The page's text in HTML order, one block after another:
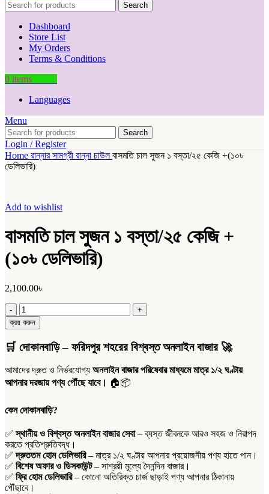
Search
Dashboard
Store List
My Orders
Terms & Conditions
0 items
Languages
Menu
Search
Login / Register
Home রান্নার সামগ্রী রান্না চাউলবাসমতি চাল সুজন ১ বস্তা/২৫ কেজি +(১০৳
ডেলিভারি)
Add to wishlist
বাসমতি চাল সুজন ১ বস্তা/২৫ কেজি +
(১০৳ ডেলিভারি)
2,100.00৳
বাসমতি
চাল
সুজন
বস্তা/
কেজি
+
ডেলিভারি)
quantity
ক্রয় করুন
🛒 দোকানবাড়ি – ফরিদপুর শহরের বিশ্বস্ত অনলাইন বাজার🚀
আমাদের দ্রুত ও নির্ভরযোগ্য অনলাইন বাজার পরিষেবার মাধ্যমে মাত্র ১/২ ঘণ্টায়
আপনার দরজায় পণ্য পৌঁছে যাবে। 🏠📦
কেন দোকানবাড়ি?
✅স্থানীয় ও বিশ্বস্ত অনলাইন বাজার সেবা– ব্যস্ত জীবনকে আরও সহজ ও নিরাপদ
করতে প্রতিশ্রুতিবদ্ধ।
✅দ্রুততম হোম ডেলিভারি– মাত্র ১/২ ঘণ্টায় আপনার প্রয়োজনীয় পণ্য হাতে পান।
✅ বিশেষ অফার ও ডিসকাউন্ট– সাশ্রয়ী মূল্যে দৈনন্দিন বাজার।
✅ ফ্রি হোম ডেলিভারি– কোনো অতিরিক্ত চার্জ ছাড়াই পণ্য আপনার ঠিকানায়
পৌঁছাবে।